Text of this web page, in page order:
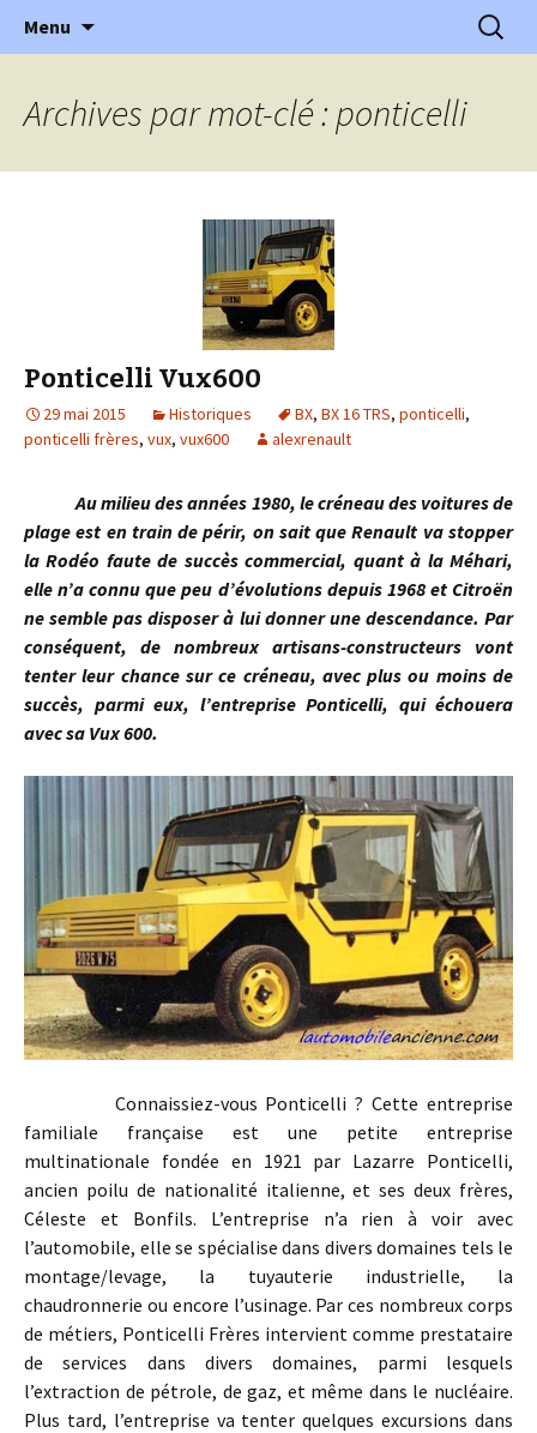
l'Automobile Ancienne
l'automobile ancienne : articles, historiques
…
Menu
Archives par mot-clé : ponticelli
Ponticelli Vux600
29 mai 2015 Historiques BX, BX 16 TRS, ponticelli,
ponticelli frères, vux, vux600 alexrenault
Au milieu des années 1980, le créneau des voitures de
plage est en train de périr, on sait que Renault va stopper
la Rodéo faute de succès commercial, quant à la Méhari,
elle n’a connu que peu d’évolutions depuis 1968 et Citroën
ne semble pas disposer à lui donner une descendance. Par
conséquent, de nombreux artisans-constructeurs vont
tenter leur chance sur ce créneau, avec plus ou moins de
succès, parmi eux, l’entreprise Ponticelli, qui échouera
avec sa Vux 600.
Connaissiez-vous Ponticelli ? Cette entreprise
familiale française est une petite entreprise
multinationale fondée en 1921 par Lazarre Ponticelli,
ancien poilu de nationalité italienne, et ses deux frères,
Céleste et Bonfils. L’entreprise n’a rien à voir avec
l’automobile, elle se spécialise dans divers domaines tels le
montage/levage, la tuyauterie industrielle, la
chaudronnerie ou encore l’usinage. Par ces nombreux corps
de métiers, Ponticelli Frères intervient comme prestataire
de services dans divers domaines, parmi lesquels
l’extraction de pétrole, de gaz, et même dans le nucléaire.
Plus tard, l’entreprise va tenter quelques excursions dans